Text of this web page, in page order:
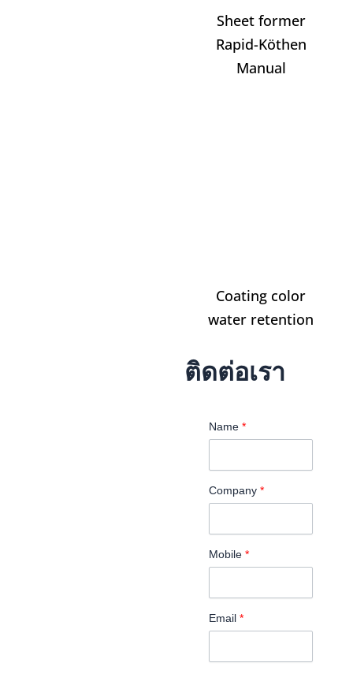
Sheet former
Rapid-Köthen
Manual
Coating color
water retention
ติดต่อเรา
Name *
Company *
Mobile *
Email *